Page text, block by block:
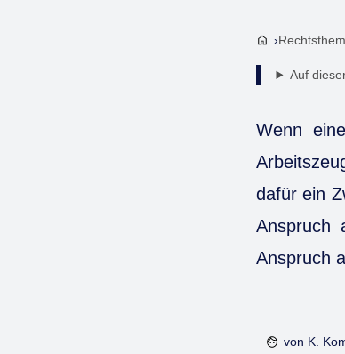
Auf
Wenn
dafür ein
Anspruch
Anspruch
von K.